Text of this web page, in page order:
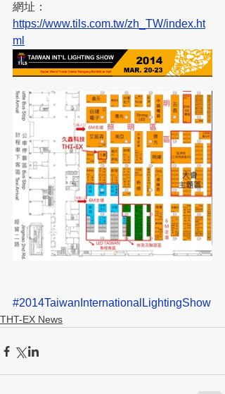
網址：
https://www.tils.com.tw/zh_TW/index.ht
ml
#2014TaiwanInternationalLightingShow
THT-EX News